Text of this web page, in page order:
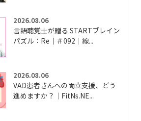
2026.08.06
言語聴覚士が贈る STARTブレイン
パズル：Re｜＃092｜線...
2026.08.06
VAD患者さんへの両立支援、どう
進めますか？｜FitNs.NE...